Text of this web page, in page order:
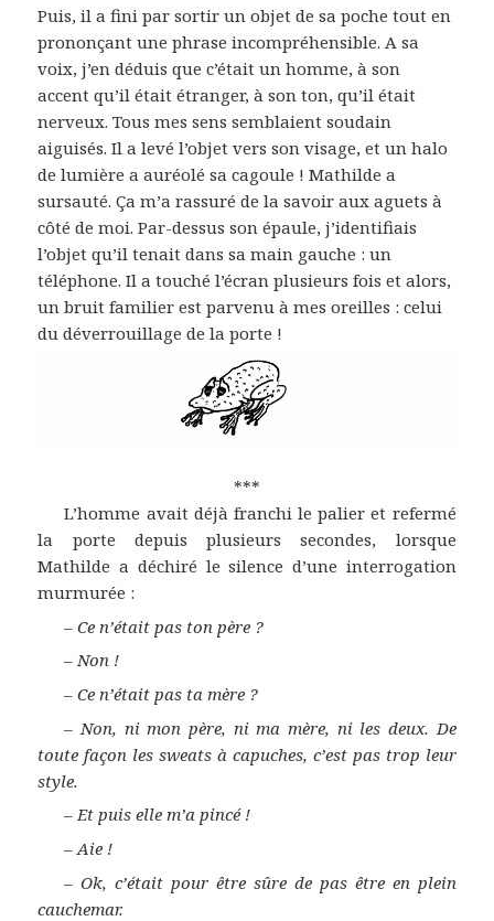
Puis, il a fini par sortir un objet de sa poche tout en
prononçant une phrase incompréhensible. A sa
voix, j’en déduis que c’était un homme, à son
accent qu’il était étranger, à son ton, qu’il était
nerveux. Tous mes sens semblaient soudain
aiguisés. Il a levé l’objet vers son visage, et un halo
de lumière a auréolé sa cagoule ! Mathilde a
sursauté. Ça m’a rassuré de la savoir aux aguets à
côté de moi. Par-dessus son épaule, j’identifiais
l’objet qu’il tenait dans sa main gauche : un
téléphone. Il a touché l’écran plusieurs fois et alors,
un bruit familier est parvenu à mes oreilles : celui
du déverrouillage de la porte !
***
L’homme avait déjà franchi le palier et refermé
la porte depuis plusieurs secondes, lorsque
Mathilde a déchiré le silence d’une interrogation
murmurée :
–Ce n’était pas ton père ?
–Non !
–Ce n’était pas ta mère ?
– Non, ni mon père, ni ma mère, ni les deux. De
toute façon les sweats à capuches, c’est pas trop leur
style.
–Et puis elle m’a pincé !
–Aie !
–Ok, c’était pour être sûre de pas être en plein
cauchemar.